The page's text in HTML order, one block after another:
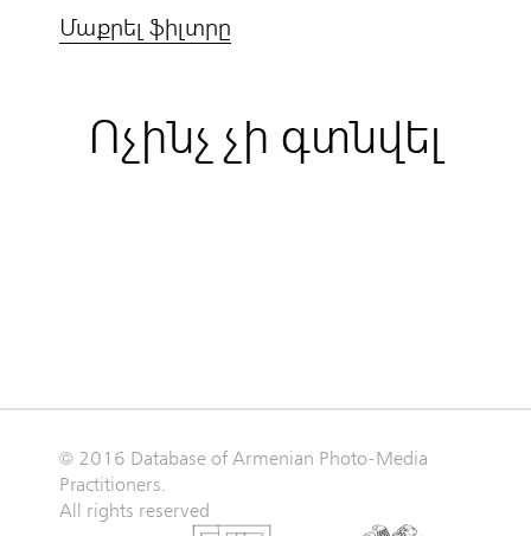
Մաքրել ֆիլտրը
Ոչինչ չի գտնվել
© 2016 Database of Armenian Photo-Media
Practitioners.
All rights reserved